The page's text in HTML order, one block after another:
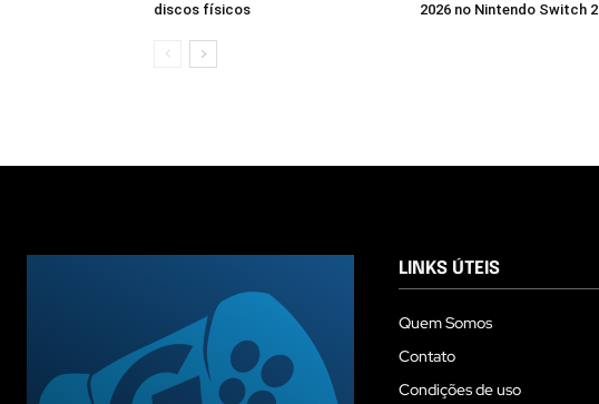
discos físicos
2026 no Nintendo Switch 2
LINKS ÚTEIS
Quem Somos
Contato
Condições de uso